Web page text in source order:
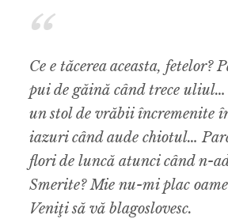
Ce e tăcerea aceasta, fetelor?
pui de găină când trece
un stol de vrăbii încremenite
iazuri când aude chiotul…
flori de luncă atunci când n-
Smerite? Mie nu-mi plac
Veniţi să vă blagoslovesc.